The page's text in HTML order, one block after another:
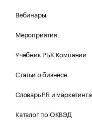
Вебинары
Мероприятия
Учебник РБК Компании
Статьи о бизнесе
Словарь PR и маркетинга
Каталог по ОКВЭД